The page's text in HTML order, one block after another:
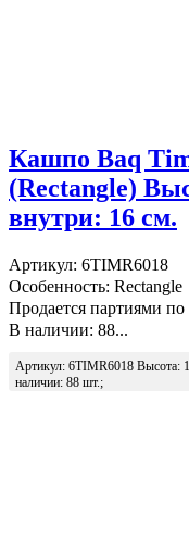
Кашпо Baq
(Rectangle)
внутри: 16 см.
Артикул: 6TIMR6018
Особенность: Rectangle
Продается партиями
В наличии: 88...
Артикул: 6TIMR6018 Высота:
наличии: 88 шт.;